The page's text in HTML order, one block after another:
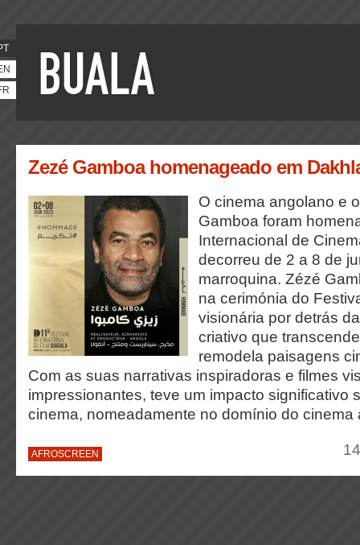
Zezé Gamboa homenageado em
O cinema angolano e
Gamboa foram
Internacional de
decorreu de 2 a 8 de
marroquina. Zézé
na cerimónia do
visionária por detrás
criativo que
remodela paisagens
Com as suas narrativas inspiradoras e filmes
impressionantes, teve um impacto significativo
cinema, nomeadamente no domínio do cinema
AFROSCREEN